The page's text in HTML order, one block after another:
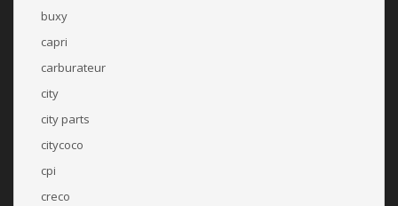
buxy
capri
carburateur
city
city parts
citycoco
cpi
creco